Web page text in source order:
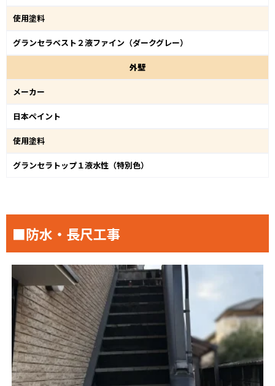
使用塗料
グランセラベスト２液ファイン（ダークグレー）
外壁
メーカー
日本ペイント
使用塗料
グランセラトップ１液水性（特別色）
■防水・長尺工事